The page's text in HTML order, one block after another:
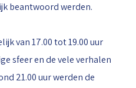
beantwoord werden.
van 17.00 tot 19.00 uur
sfeer en de vele verhalen
21.00 uur werden de